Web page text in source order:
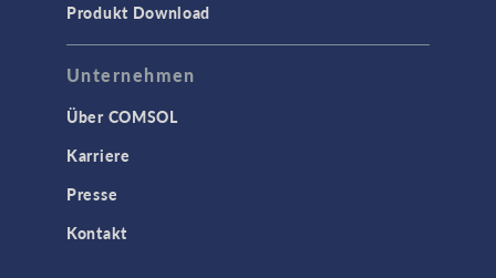
Produkt Download
Unternehmen
Über COMSOL
Karriere
Presse
Kontakt